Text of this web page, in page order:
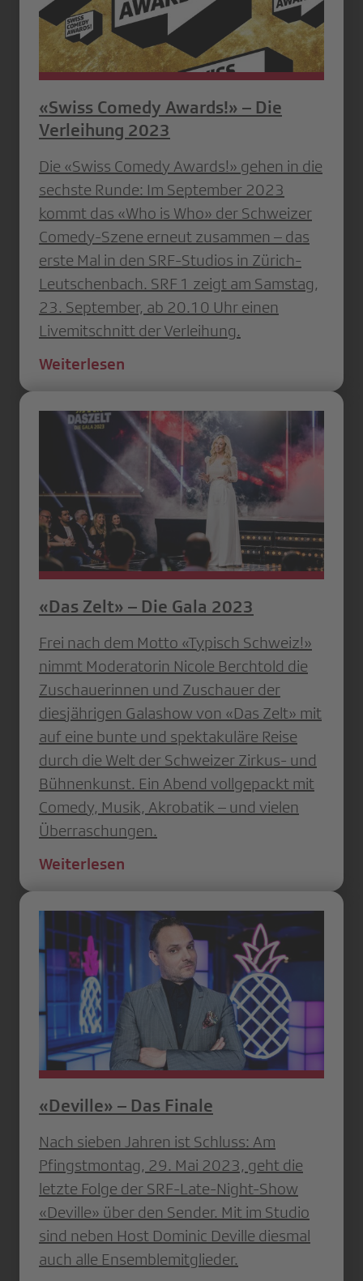
«Swiss Comedy Awards!» – Die
Verleihung 2023
Die «Swiss Comedy Awards!» gehen in die
sechste Runde: Im September 2023
kommt das «Who is Who» der Schweizer
Comedy-Szene erneut zusammen – das
erste Mal in den SRF-Studios in Zürich-
Leutschenbach. SRF 1 zeigt am Samstag,
23. September, ab 20.10 Uhr einen
Livemitschnitt der Verleihung.
Weiterlesen
«Das Zelt» – Die Gala 2023
Frei nach dem Motto «Typisch Schweiz!»
nimmt Moderatorin Nicole Berchtold die
Zuschauerinnen und Zuschauer der
diesjährigen Galashow von «Das Zelt» mit
auf eine bunte und spektakuläre Reise
durch die Welt der Schweizer Zirkus- und
Bühnenkunst. Ein Abend vollgepackt mit
Comedy, Musik, Akrobatik – und vielen
Überraschungen.
Weiterlesen
«Deville» – Das Finale
Nach sieben Jahren ist Schluss: Am
Pfingstmontag, 29. Mai 2023, geht die
letzte Folge der SRF-Late-Night-Show
«Deville» über den Sender. Mit im Studio
sind neben Host Dominic Deville diesmal
auch alle Ensemblemitglieder.